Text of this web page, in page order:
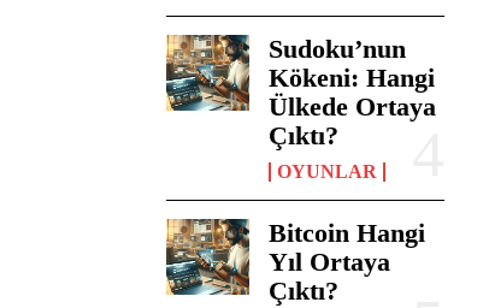
Sudoku’nun
Kökeni: Hangi
Ülkede Ortaya
Çıktı?
OYUNLAR
Bitcoin Hangi
Yıl Ortaya
Çıktı?